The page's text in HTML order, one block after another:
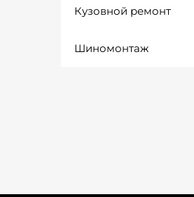
Кузовной ремонт
Шиномонтаж